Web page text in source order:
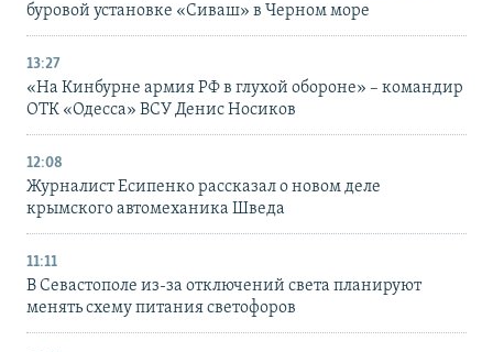
буровой установке «Сиваш» в Черном море
13:27
«На Кинбурне армия РФ в глухой обороне» – командир
ОТК «Одесса» ВСУ Денис Носиков
12:08
Журналист Есипенко рассказал о новом деле
крымского автомеханика Шведа
11:11
В Севастополе из-за отключений света планируют
менять схему питания светофоров